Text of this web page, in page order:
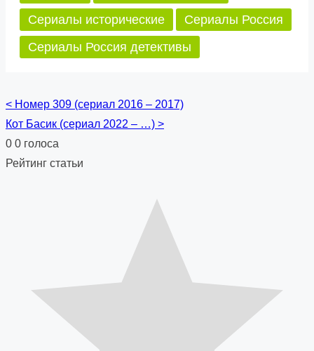
Сериалы исторические
Сериалы Россия
Сериалы Россия детективы
Posts
navigation
< Номер 309 (сериал 2016 – 2017)
Кот Басик (сериал 2022 – …) >
0 0 голоса
Рейтинг статьи